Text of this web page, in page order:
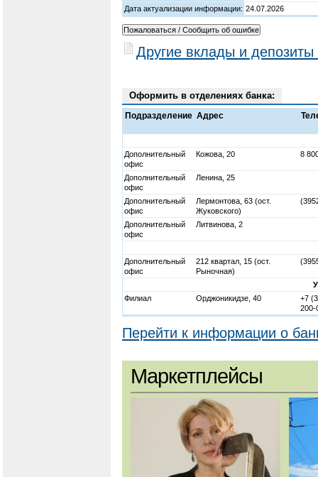
Дата актуализации информации: 24.07.2026
Другие вклады и
Оформить в отделениях банка:
Подразделение Адрес
Дополнительный
офис
Кожова, 20 8
Дополнительный
офис
Ленина, 25
Дополнительный
офис
Лермонтова, 63 (ост.
Жуковского)
Дополнительный
офис
Литвинова, 2
Дополнительный
офис
212 квартал, 15 (ост.
Рыночная)
Филиал
Орджоникидзе, 40
+7
200-
Перейти к информации о
Маркетплейсы